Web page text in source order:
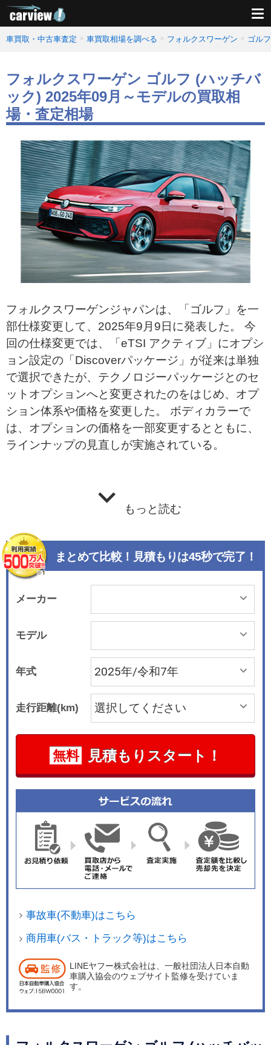
車買取・中古車査定 車買取相場を調べる フォルクスワーゲン ゴル
フォルクスワーゲン ゴルフ (ハッチバ
ック) 2025年09月～モデルの買取相
場・査定相場
フォルクスワーゲンジャパンは、「ゴルフ」を一
部仕様変更して、2025年9月9日に発表した。 今
回の仕様変更では、「eTSI アクティブ」にオプシ
ョン設定の「Discoverパッケージ」が従来は単独
で選択できたが、テクノロジーパッケージとのセ
ットオプションへと変更されたのをはじめ、オプ
ション体系や価格を変更した。 ボディカラーで
は、オプションの価格を一部変更するとともに、
ラインナップの見直しが実施されている。
もっと読む
まとめて比較！見積もりは45秒で完了！
メーカー
モデル
年式
走行距離(km)
無料 見積もりスタート！
事故車(不動車)はこちら
商用車(バス・トラック等)はこちら
LINEヤフー株式会社は、一般社団法人日本自動
車購入協会のウェブサイト監修を受けていま
す。